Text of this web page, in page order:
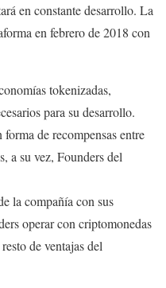
en constante desarrollo. La
en febrero de 2018 con
tokenizadas,
para su desarrollo.
de recompensas entre
a su vez, Founders del
la compañía con sus
operar con criptomonedas
de ventajas del